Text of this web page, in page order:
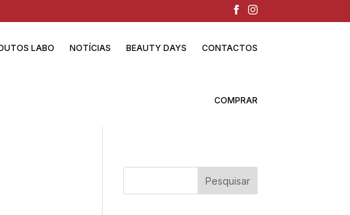
LABO NOTÍCIAS BEAUTY DAYS CONTACTOS
COMPRAR
Pesquisar